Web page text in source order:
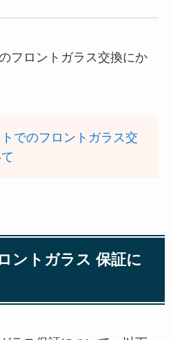
フロントガラス交換にか
でのフロントガラス交
ントガラス 保証に